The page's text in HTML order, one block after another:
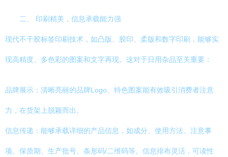
二、 印刷精美，信息承载能力强
现代不干胶标签印刷技术，如凸版、胶印、柔版和数字印刷，能够实
现高精度、多色彩的图案和文字再现。这对于日用杂品至关重要：
品牌展示：清晰亮丽的品牌Logo、特色图案能有效吸引消费者注意
力，在货架上脱颖而出。
信息传递：能够承载详细的产品信息，如成分、使用方法、注意事
项、保质期、生产批号、条形码/二维码等。信息排布灵活，可读性